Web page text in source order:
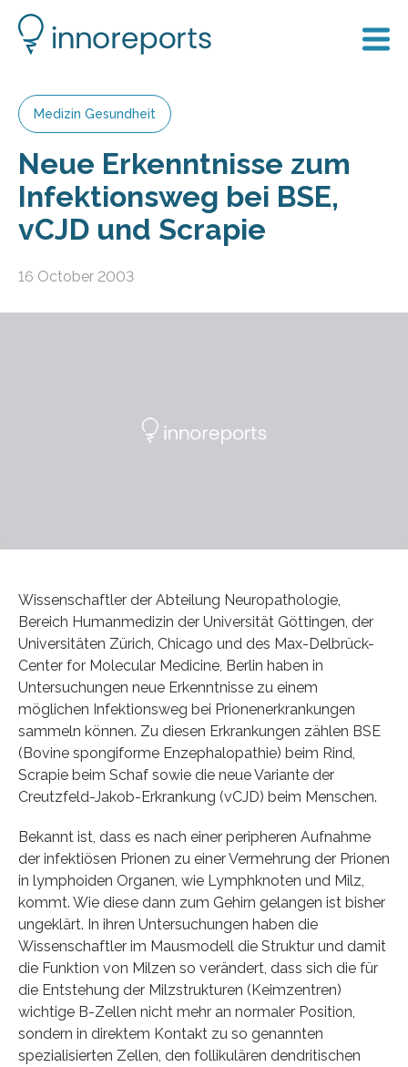
Medizin Gesundheit
Neue Erkenntnisse zum
Infektionsweg bei BSE,
vCJD und Scrapie
16 October 2003
Wissenschaftler der Abteilung Neuropathologie,
Bereich Humanmedizin der Universität Göttingen, der
Universitäten Zürich, Chicago und des Max-Delbrück-
Center for Molecular Medicine, Berlin haben in
Untersuchungen neue Erkenntnisse zu einem
möglichen Infektionsweg bei Prionenerkrankungen
sammeln können. Zu diesen Erkrankungen zählen BSE
(Bovine spongiforme Enzephalopathie) beim Rind,
Scrapie beim Schaf sowie die neue Variante der
Creutzfeld-Jakob-Erkrankung (vCJD) beim Menschen.
Bekannt ist, dass es nach einer peripheren Aufnahme
der infektiösen Prionen zu einer Vermehrung der Prionen
in lymphoiden Organen, wie Lymphknoten und Milz,
kommt. Wie diese dann zum Gehirn gelangen ist bisher
ungeklärt. In ihren Untersuchungen haben die
Wissenschaftler im Mausmodell die Struktur und damit
die Funktion von Milzen so verändert, dass sich die für
die Entstehung der Milzstrukturen (Keimzentren)
wichtige B-Zellen nicht mehr an normaler Position,
sondern in direktem Kontakt zu so genannten
spezialisierten Zellen, den follikulären dendritischen